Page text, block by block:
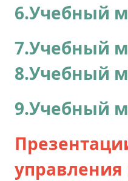
6.Учебный
7.Учебный
8.Учебный
9.Учебный